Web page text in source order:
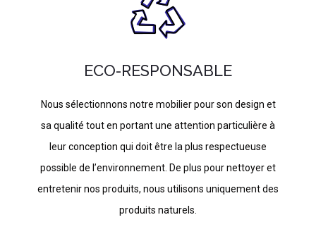
ECO-RESPONSABLE
Nous sélectionnons notre mobilier pour son design et
sa qualité tout en portant une attention particulière à
leur conception qui doit être la plus respectueuse
possible de l’environnement. De plus pour nettoyer et
entretenir nos produits, nous utilisons uniquement des
produits naturels.